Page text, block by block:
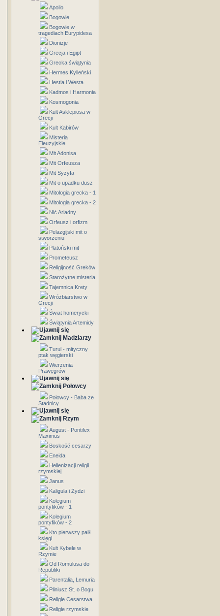
Apollo
Bogowie
Bogowie w
tragediach Eurypidesa
Dionizje
Grecja i Egipt
Grecka świątynia
Hermes Kylleński
Hestia i Westa
Kadmos i Harmonia
Kosmogonia
Kult Asklepiosa w
Grecji
Kult Kabirów
Misteria
Eleuzyjskie
Mit Adonisa
Mit Orfeusza
Mit Syzyfa
Mit o upadku dusz
Mitologia grecka - 1
Mitologia grecka - 2
Nić Ariadny
Orfeusz i orfizm
Pelazgijski mit o
stworzeniu
Platoński mit
Prometeusz
Religijność Greków
Starożytne misteria
Tajemnica Krety
Wróżbiarstwo w
Grecji
Świat homerycki
Świątynia Artemidy
Madziarzy
Turul - mityczny
ptak węgierski
Wierzenia
Prawęgrów
Połowcy
Połowcy - Baba ze
Stadnicy
Rzym
August - Pontifex
Maximus
Boskość cesarzy
Eneida
Hellenizacji religii
rzymskiej
Janus
Kaligula i Żydzi
Kolegium
pontyfików - 1
Kolegium
pontyfików - 2
Kto pierwszy palił
księgi
Kult Kybele w
Rzymie
Od Romulusa do
Republiki
Parentalia, Lemuria
Pliniusz St. o Bogu
Religie Cesarstwa
Religie rzymskie